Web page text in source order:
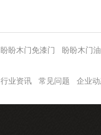
盼盼木门免漆门 盼盼木门
行业资讯 常见问题 企业